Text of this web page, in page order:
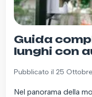
Guida
lunghi con
Pubblicato il 25
Nel panorama della